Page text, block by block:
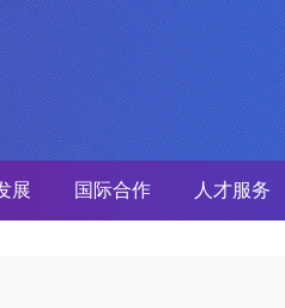
展 国际合作 人才服务